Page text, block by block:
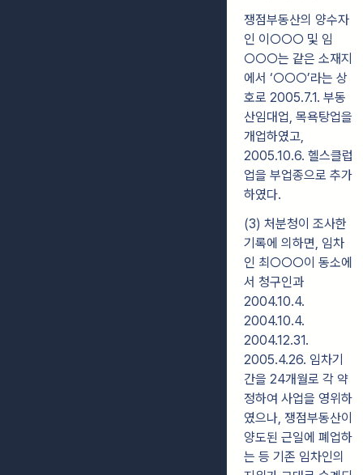
쟁점부동산의 양수자
인 이○○○ 및 임
○○○는 같은 소재지
에서 ‘○○○’라는 상
호로 2005.7.1. 부동
산임대업, 목욕탕업을
개업하였고,
2005.10.6. 헬스클럽
업을 부업종으로 추가
하였다.
(3) 처분청이 조사한
기록에 의하면, 임차
인 최○○○이 동소에
서 청구인과
2004.10.4.
2004.10.4.
2004.12.31.
2005.4.26. 임차기
간을 24개월로 각 약
정하여 사업을 영위하
였으나, 쟁점부동산이
양도된 근일에 폐업하
는 등 기존 임차인의